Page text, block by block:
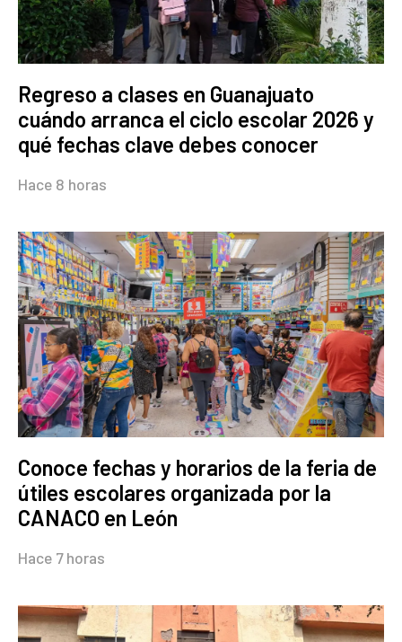
Regreso a clases en Guanajuato
cuándo arranca el ciclo escolar 2026 y
qué fechas clave debes conocer
Hace 8 horas
Conoce fechas y horarios de la feria de
útiles escolares organizada por la
CANACO en León
Hace 7 horas